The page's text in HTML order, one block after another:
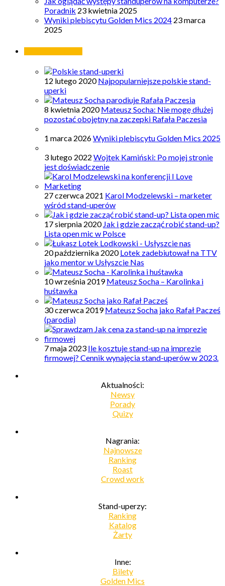
Poradnik 23 kwietnia 2025
Wyniki plebiscytu Golden Mics 2024 23 marca
2025
12 lutego 2020 Najpopularniejsze polskie stand-
uperki
8 kwietnia 2020 Mateusz Socha: Nie mogę dłużej
pozostać obojętny na zaczepki Rafała Paczesia
1 marca 2026Wyniki plebiscytu Golden Mics 2025
3 lutego 2022 Wojtek Kamiński: Po mojej stronie
jest doświadczenie
27 czerwca 2021 Karol Modzelewski – marketer
wśród stand-uperów
17 sierpnia 2020 Jak i gdzie zacząć robić stand-up?
Lista open mic w Polsce
20 października 2020 Lotek zadebiutował na TTV
jako mentor w Usłyszcie Nas
10 września 2019 Mateusz Socha – Karolinka i
huśtawka
30 czerwca 2019 Mateusz Socha jako Rafał Pacześ
(parodia)
7 maja 2023 Ile kosztuje stand-up na imprezie
firmowej? Cennik wynajęcia stand-uperów w 2023.
Aktualności:
Newsy
Porady
Quizy
Nagrania:
Najnowsze
Ranking
Roast
Crowd work
Stand-uperzy:
Ranking
Katalog
Żarty
Inne:
Bilety
Golden Mics